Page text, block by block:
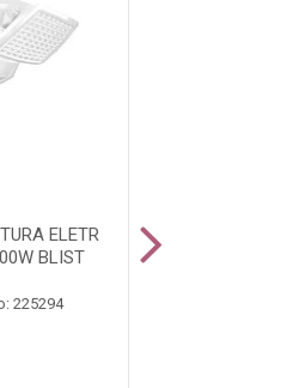
ELETR
BLIST
225294